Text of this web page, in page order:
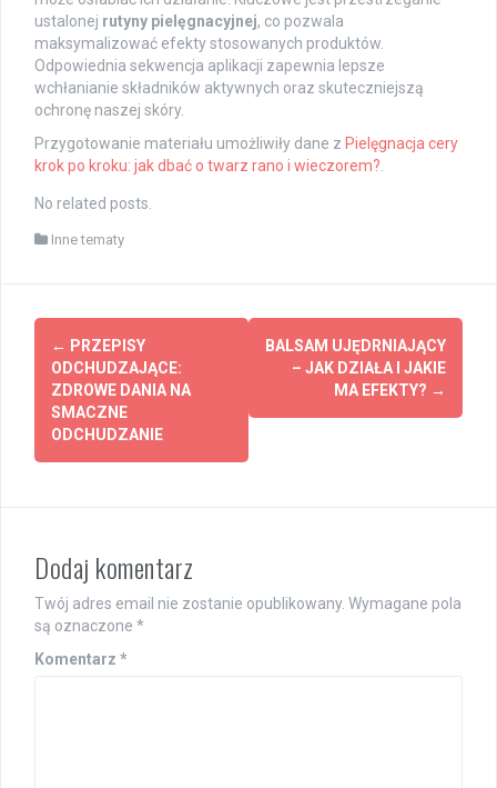
ustalonej rutyny pielęgnacyjnej, co pozwala
maksymalizować efekty stosowanych produktów.
Odpowiednia sekwencja aplikacji zapewnia lepsze
wchłanianie składników aktywnych oraz skuteczniejszą
ochronę naszej skóry.
Przygotowanie materiału umożliwiły dane z Pielęgnacja cery
krok po kroku: jak dbać o twarz rano i wieczorem?.
No related posts.
Inne tematy
Post
navigation
← PRZEPISY
ODCHUDZAJĄCE:
ZDROWE DANIA NA
SMACZNE
ODCHUDZANIE
BALSAM UJĘDRNIAJĄCY
– JAK DZIAŁA I JAKIE
MA EFEKTY? →
Dodaj komentarz
Twój adres email nie zostanie opublikowany. Wymagane pola
są oznaczone *
Komentarz *